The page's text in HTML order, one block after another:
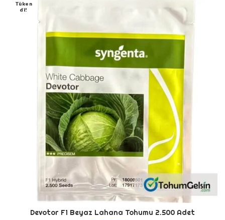
Tüken
Di!
Devotor F1 Beyaz Lahana Tohumu 2.500 Adet